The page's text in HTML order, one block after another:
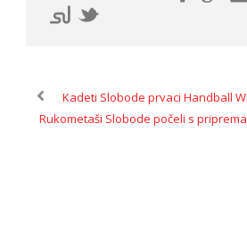
Kadeti Slobode prvaci Handball
Rukometaši Slobode počeli s